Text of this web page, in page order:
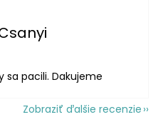
je 5 z 5 hviezdičiek.
sa pacili. Dakujeme
Zobraziť ďalšie recenzie